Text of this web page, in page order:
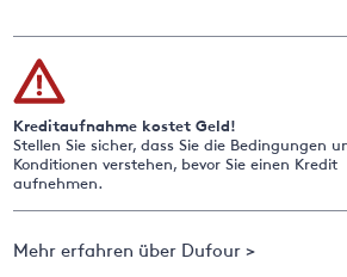
Kreditaufnahme kostet Geld!
Stellen Sie sicher, dass Sie die Bedingungen
Konditionen verstehen, bevor Sie einen Kredit
aufnehmen.
Mehr erfahren über Dufour >